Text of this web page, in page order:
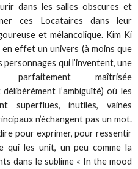
dans les salles obscures et
ces Locataires dans leur
et mélancolique. Kim Ki
effet un univers (à moins que
personnages qui l’inventent, une
parfaitement maîtrisée
l’ambiguïté) où les
superflues, inutiles, vaines
n’échangent pas un mot.
pour exprimer, pour ressentir
qui les unit, un peu comme la
dans le sublime « In the mood